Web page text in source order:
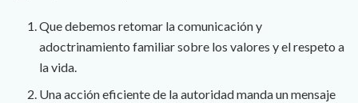
Que debemos retomar la comunicación y
adoctrinamiento familiar sobre los valores y el respeto a
la vida.
Una acción eficiente de la autoridad manda un mensaje